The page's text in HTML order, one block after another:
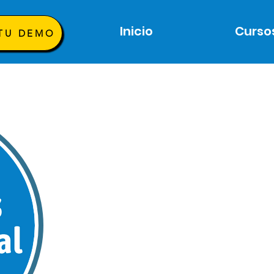
DEMO Inicio